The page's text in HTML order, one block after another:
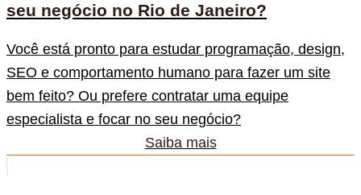
seu negócio no Rio de Janeiro?
Você está pronto para estudar programação, design,
SEO e comportamento humano para fazer um site
bem feito? Ou prefere contratar uma equipe
especialista e focar no seu negócio?
Saiba mais